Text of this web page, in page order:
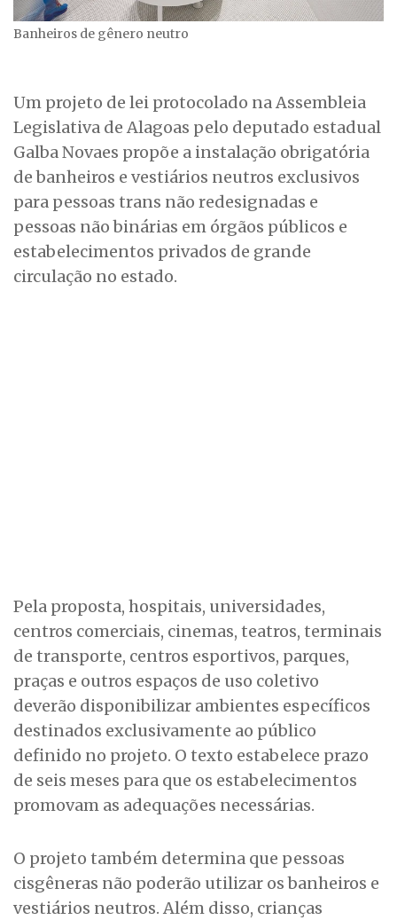
Banheiros de gênero neutro
Um projeto de lei protocolado na Assembleia
Legislativa de Alagoas pelo deputado estadual
Galba Novaes propõe a instalação obrigatória
de banheiros e vestiários neutros exclusivos
para pessoas trans não redesignadas e
pessoas não binárias em órgãos públicos e
estabelecimentos privados de grande
circulação no estado.
Pela proposta, hospitais, universidades,
centros comerciais, cinemas, teatros, terminais
de transporte, centros esportivos, parques,
praças e outros espaços de uso coletivo
deverão disponibilizar ambientes específicos
destinados exclusivamente ao público
definido no projeto. O texto estabelece prazo
de seis meses para que os estabelecimentos
promovam as adequações necessárias.
O projeto também determina que pessoas
cisgêneras não poderão utilizar os banheiros e
vestiários neutros. Além disso, crianças